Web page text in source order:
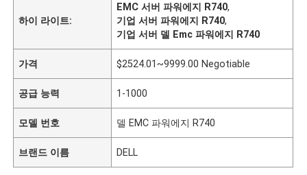
하이 라이트:
EMC 서버 파워에지 R740,
기업 서버 파워에지 R740,
기업 서버 델 Emc 파워에지 R740
가격 $2524.01~9999.00 Negotiable
공급 능력 1-1000
모델 번호 델 EMC 파워에지 R740
브랜드 이름 DELL